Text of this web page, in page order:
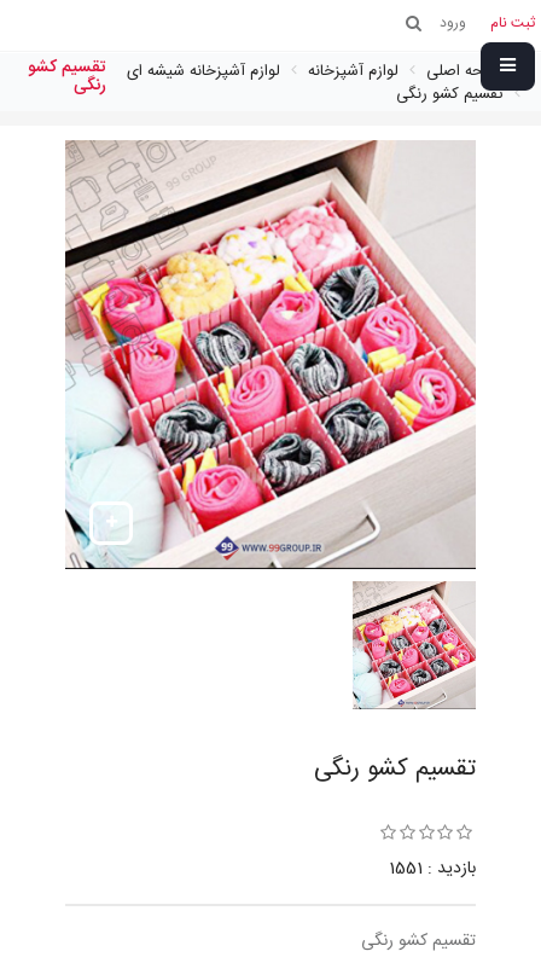
ثبت نام ورود
صفحه اصلی لوازم آشپزخانه
لوازم آشپزخانه شیشه ای
تقسيم كشو رنگى
تقسيم كشو
رنگى
تقسيم كشو رنگى
بازدید : 1551
تقسيم كشو رنگى